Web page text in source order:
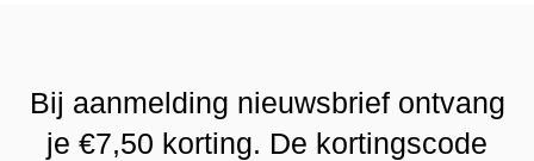
Bij aanmelding nieuwsbrief ontvang
je €7,50 korting. De kortingscode